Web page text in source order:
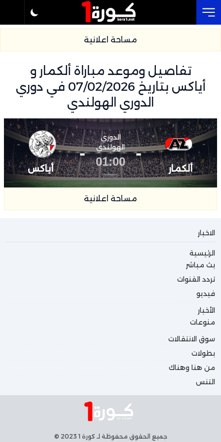
مساحة اعلانية
تفاصيل وموعد مباراة ألكمار و
أياكس بتاريخ 07/02/2026 في دوري
الدوري الهولندي
ألكمار
-
الدوري
الهولندي
01:00
-
أياكس
مساحة اعلانية
الاخبار
الرئيسية
بث مباشر
تردد القنوات
فيديو
الأخبار
منوعات
سوق الانتقالات
بطولات
من هنا وهناك
التنس
جميع الحقوق محفوظة لـ كورة 1 2023 ©